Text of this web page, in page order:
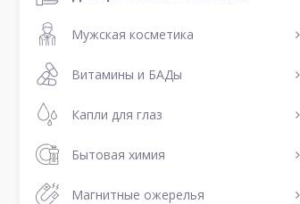
Мужская косметика
Витамины и БАДы
Капли для глаз
Бытовая химия
Магнитные ожерелья